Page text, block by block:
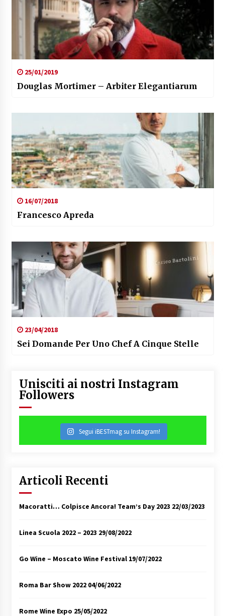
25/01/2019
Douglas Mortimer – Arbiter Elegantiarum
16/07/2018
Francesco Apreda
23/04/2018
Sei Domande Per Uno Chef A Cinque Stelle
Unisciti ai nostri Instagram
Followers
Segui iBESTmag su Instagram!
Articoli Recenti
Macoratti… Colpisce Ancora! Team’s Day 2023 22/03/2023
Linea Scuola 2022 – 2023 29/08/2022
Go Wine – Moscato Wine Festival 19/07/2022
Roma Bar Show 2022 04/06/2022
Rome Wine Expo 25/05/2022